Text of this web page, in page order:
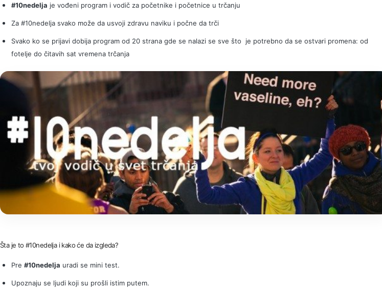
#10nedelja je vođeni program i vodič za početnike i početnice u trčanju
Za #10nedelja svako može da usvoji zdravu naviku i počne da trči
Svako ko se prijavi dobija program od 20 strana gde se nalazi se sve što je potrebno da se ostvari promena: od
fotelje do čitavih sat vremena trčanja
Šta je to #10nedelja i kako će da izgleda?
Pre #10nedelja uradi se mini test.
Upoznaju se ljudi koji su prošli istim putem.